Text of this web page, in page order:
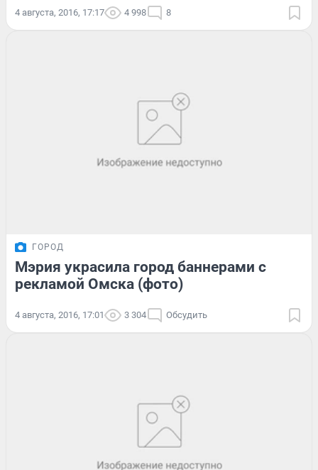
4 августа, 2016, 17:17 4 998 8
ГОРОД
Мэрия украсила город баннерами с
рекламой Омска (фото)
4 августа, 2016, 17:01 3 304 Обсудить